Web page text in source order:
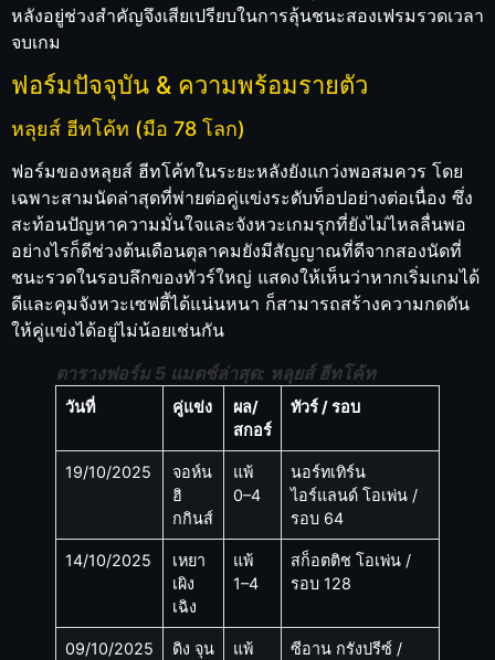
หลังอยู่ช่วงสำคัญจึงเสียเปรียบในการลุ้นชนะสองเฟรมรวดเวลา
จบเกม
ฟอร์มปัจจุบัน & ความพร้อมรายตัว
หลุยส์ ฮีทโค้ท (มือ 78 โลก)
ฟอร์มของหลุยส์ ฮีทโค้ทในระยะหลังยังแกว่งพอสมควร โดย
เฉพาะสามนัดล่าสุดที่พ่ายต่อคู่แข่งระดับท็อปอย่างต่อเนื่อง ซึ่ง
สะท้อนปัญหาความมั่นใจและจังหวะเกมรุกที่ยังไม่ไหลลื่นพอ
อย่างไรก็ดีช่วงต้นเดือนตุลาคมยังมีสัญญาณที่ดีจากสองนัดที่
ชนะรวดในรอบลึกของทัวร์ใหญ่ แสดงให้เห็นว่าหากเริ่มเกมได้
ดีและคุมจังหวะเซฟตี้ได้แน่นหนา ก็สามารถสร้างความกดดัน
ให้คู่แข่งได้อยู่ไม่น้อยเช่นกัน
ตารางฟอร์ม 5 แมตช์ล่าสุด: หลุยส์ ฮีทโค้ท
วันที่ คู่แข่ง
ผล/
สกอร์
ทัวร์ / รอบ
19/10/2025
จอห์น
ฮิ
กกินส์
แพ้
0–4
นอร์ทเทิร์น
ไอร์แลนด์ โอเพ่น /
รอบ 64
14/10/2025
เหยา
เผิง
เฉิง
แพ้
1–4
สก็อตติช โอเพ่น /
รอบ 128
09/10/2025
ดิง จุน
แพ้
ซีอาน กรังปรีซ์ /